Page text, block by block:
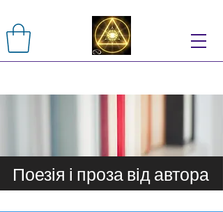
Поезія і проза від автора